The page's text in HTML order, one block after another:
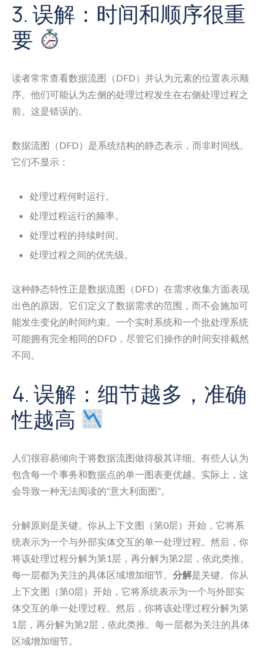
3. 误解：时间和顺序很重
要
读者常常查看数据流图（DFD）并认为元素的位置表示顺
序。他们可能认为左侧的处理过程发生在右侧处理过程之
前。这是错误的。
数据流图（DFD）是系统结构的静态表示，而非时间线。
它们不显示：
处理过程何时运行。
处理过程运行的频率。
处理过程的持续时间。
处理过程之间的优先级。
这种静态特性正是数据流图（DFD）在需求收集方面表现
出色的原因。它们定义了数据需求的范围，而不会施加可
能发生变化的时间约束。一个实时系统和一个批处理系统
可能拥有完全相同的DFD，尽管它们操作的时间安排截然
不同。
4. 误解：细节越多，准确
性越高
人们很容易倾向于将数据流图做得极其详细。有些人认为
包含每一个事务和数据点的单一图表更优越。实际上，这
会导致一种无法阅读的“意大利面图”。
分解原则是关键。你从上下文图（第0层）开始，它将系
统表示为一个与外部实体交互的单一处理过程。然后，你
将该处理过程分解为第1层，再分解为第2层，依此类推。
每一层都为关注的具体区域增加细节。 分解是关键。你从
上下文图（第0层）开始，它将系统表示为一个与外部实
体交互的单一处理过程。然后，你将该处理过程分解为第
1层，再分解为第2层，依此类推。每一层都为关注的具体
区域增加细节。